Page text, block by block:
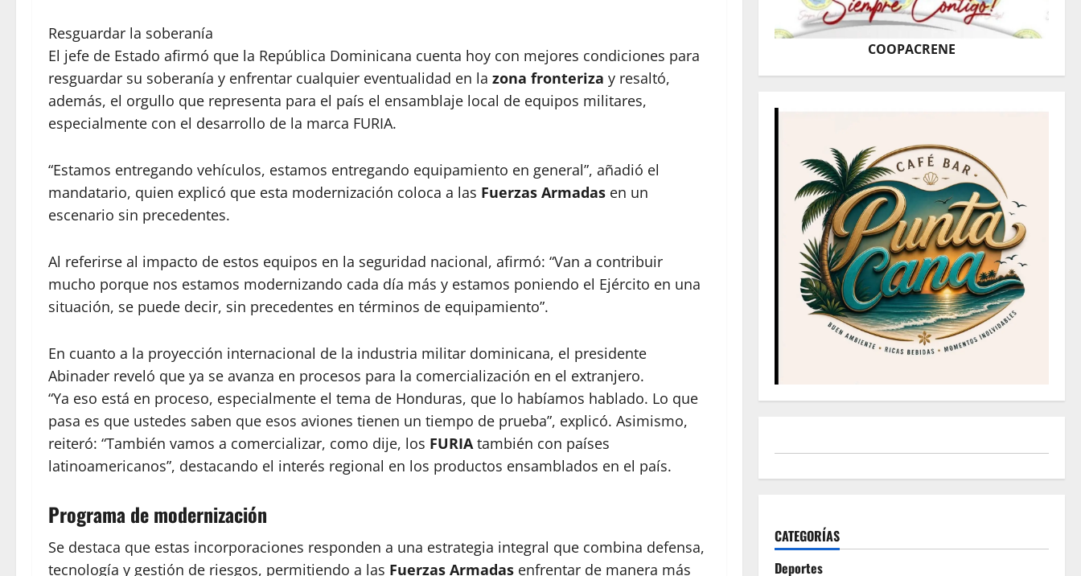
Resguardar la soberanía
El jefe de Estado afirmó que la República Dominicana cuenta hoy con mejores condiciones para
resguardar su soberanía y enfrentar cualquier eventualidad en la zona fronteriza y resaltó,
además, el orgullo que representa para el país el ensamblaje local de equipos militares,
especialmente con el desarrollo de la marca FURIA.
“Estamos entregando vehículos, estamos entregando equipamiento en general”, añadió el
mandatario, quien explicó que esta modernización coloca a las Fuerzas Armadas en un
escenario sin precedentes.
Al referirse al impacto de estos equipos en la seguridad nacional, afirmó: “Van a contribuir
mucho porque nos estamos modernizando cada día más y estamos poniendo el Ejército en una
situación, se puede decir, sin precedentes en términos de equipamiento”.
En cuanto a la proyección internacional de la industria militar dominicana, el presidente
Abinader reveló que ya se avanza en procesos para la comercialización en el extranjero.
“Ya eso está en proceso, especialmente el tema de Honduras, que lo habíamos hablado. Lo que
pasa es que ustedes saben que esos aviones tienen un tiempo de prueba”, explicó. Asimismo,
reiteró: “También vamos a comercializar, como dije, los FURIAtambién con países
latinoamericanos”, destacando el interés regional en los productos ensamblados en el país.
Programa de modernización
Se destaca que estas incorporaciones responden a una estrategia integral que combina defensa,
tecnología y gestión de riesgos, permitiendo a las Fuerzas Armadas enfrentar de manera más
COOPACRENE
CATEGORÍAS
Deportes